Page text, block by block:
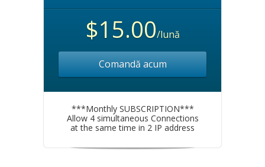
$15.00/lună
Comandă acum
***Monthly SUBSCRIPTION***
Allow 4 simultaneous Connections
at the same time in 2 IP address